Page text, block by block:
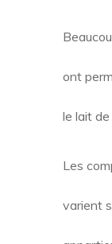
ont
le lait
Les
varient